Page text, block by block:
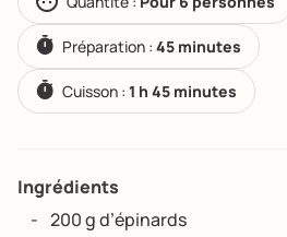
Préparation :45 minutes
Cuisson :1 h 45 minutes
Ingrédients
200 g d’épinards